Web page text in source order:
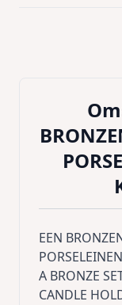
EEN
A BRONZE
CANDLE